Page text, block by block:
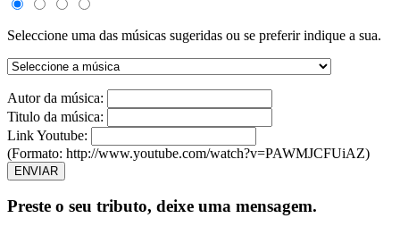
Seleccione uma das músicas sugeridas ou se preferir indique a sua.
Autor da música:
Titulo da música:
Link Youtube:
(Formato: http://www.youtube.com/watch?v=PAWMJCFUiAZ)
ENVIAR
Preste o seu tributo, deixe uma mensagem.